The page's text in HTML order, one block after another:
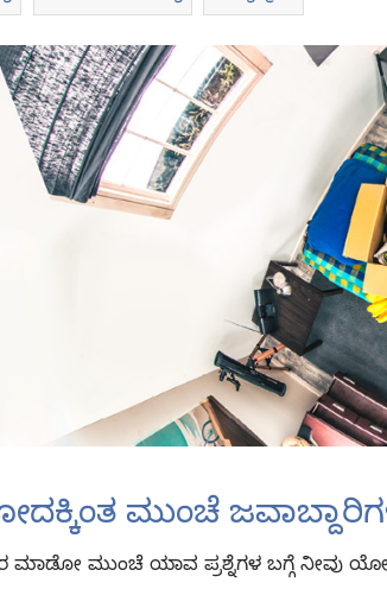
ಮುಂಚೆ
ಮಾಡೋ ಮುಂಚೆ ಯಾವ ಪ್ರಶ್ನೆಗಳ ಬಗ್ಗೆ ನೀವು